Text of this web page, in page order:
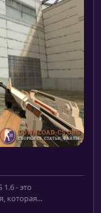
- это
которая...